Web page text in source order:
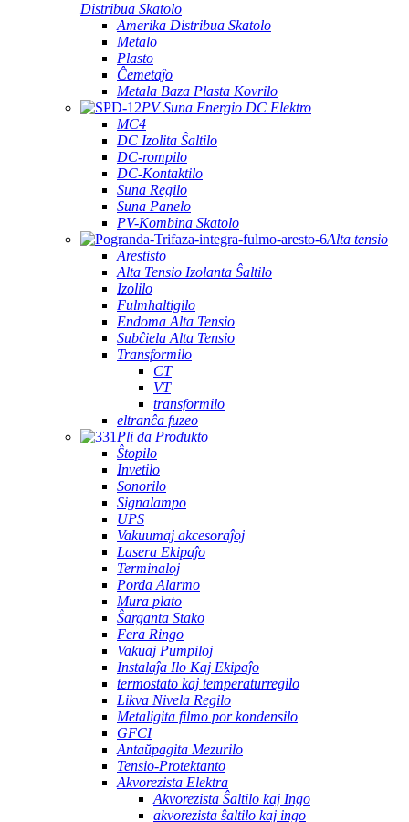
Distribua Skatolo
Amerika Distribua Skatolo
Metalo
Plasto
Ĉemetaĵo
Metala Baza Plasta Kovrilo
PV Suna Energio DC Elektro
MC4
DC Izolita Ŝaltilo
DC-rompilo
DC-Kontaktilo
Suna Regilo
Suna Panelo
PV-Kombina Skatolo
Alta tensio
Arestisto
Alta Tensio Izolanta Ŝaltilo
Izolilo
Fulmhaltigilo
Endoma Alta Tensio
Subĉiela Alta Tensio
Transformilo
CT
VT
transformilo
eltranĉa fuzeo
Pli da Produkto
Ŝtopilo
Invetilo
Sonorilo
Signalampo
UPS
Vakuumaj akcesoraĵoj
Lasera Ekipaĵo
Terminaloj
Porda Alarmo
Mura plato
Ŝarganta Stako
Fera Ringo
Vakuaj Pumpiloj
Instalaĵa Ilo Kaj Ekipaĵo
termostato kaj temperaturregilo
Likva Nivela Regilo
Metaligita filmo por kondensilo
GFCI
Antaŭpagita Mezurilo
Tensio-Protektanto
Akvorezista Elektra
Akvorezista Ŝaltilo kaj Ingo
akvorezista ŝaltilo kaj ingo